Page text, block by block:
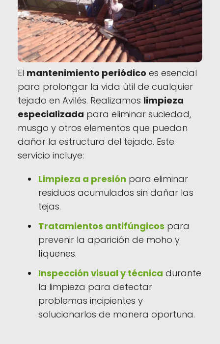
El mantenimiento periódico es esencial
para prolongar la vida útil de cualquier
tejado en Avilés. Realizamos limpieza
especializada para eliminar suciedad,
musgo y otros elementos que puedan
dañar la estructura del tejado. Este
servicio incluye:
Limpieza a presión para eliminar
residuos acumulados sin dañar las
tejas.
Tratamientos antifúngicos para
prevenir la aparición de moho y
líquenes.
Inspección visual y técnica durante
la limpieza para detectar
problemas incipientes y
solucionarlos de manera oportuna.